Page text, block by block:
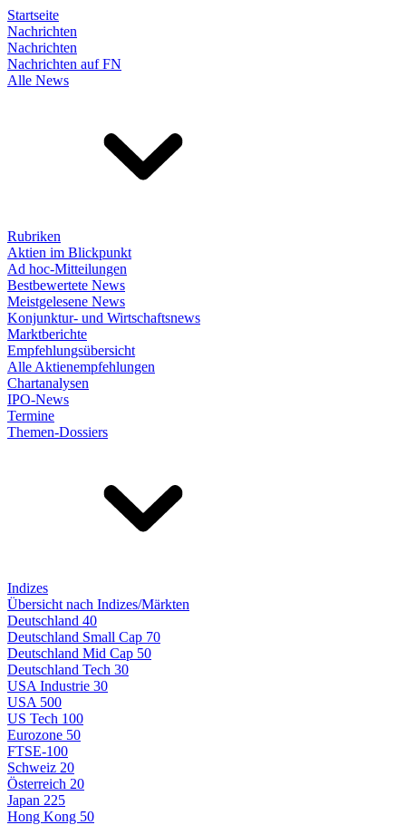
Startseite
Nachrichten
Nachrichten
Nachrichten auf FN
Alle News
Rubriken
Aktien im Blickpunkt
Ad hoc-Mitteilungen
Bestbewertete News
Meistgelesene News
Konjunktur- und Wirtschaftsnews
Marktberichte
Empfehlungsübersicht
Alle Aktienempfehlungen
Chartanalysen
IPO-News
Termine
Themen-Dossiers
Indizes
Übersicht nach Indizes/Märkten
Deutschland 40
Deutschland Small Cap 70
Deutschland Mid Cap 50
Deutschland Tech 30
USA Industrie 30
USA 500
US Tech 100
Eurozone 50
FTSE-100
Schweiz 20
Österreich 20
Japan 225
Hong Kong 50